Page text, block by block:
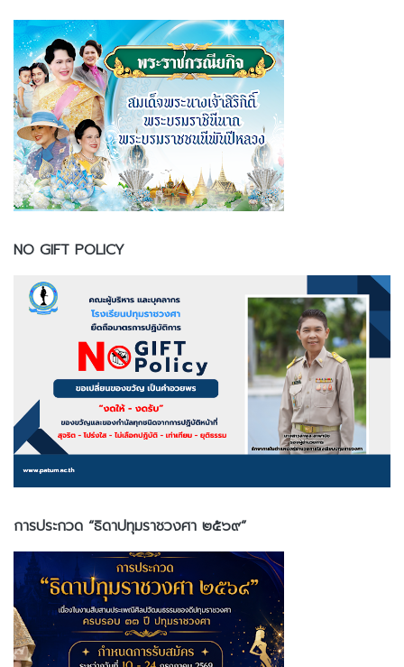
NO GIFT POLICY
การประกวด “ธิดาปทุมราชวงศา ๒๕๖๙”